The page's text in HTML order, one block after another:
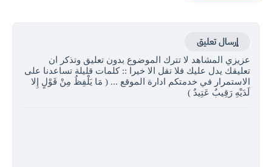
إرسال تعليق
عزيزي المشاهد لا تترك الموضوع بدون تعليق وتذكر ان
تعليقك يدل عليك فلا تقل الا خيرا :: كلمات قليلة تساعدنا على
الاستمرار في خدمتكم ادارة الموقع ... ( مَا يَلْفِظُ مِنْ قَوْلٍ إِلا
لَدَيْهِ رَقِيبٌ عَتِيدٌ )